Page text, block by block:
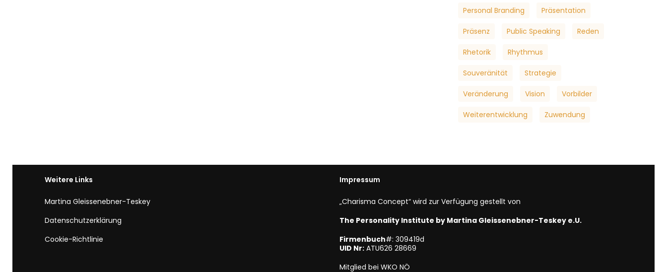
Personal Branding Präsentation
Präsenz Public Speaking Reden
Rhetorik Rhythmus
Souveränität Strategie
Veränderung Vision Vorbilder
Weiterentwicklung Zuwendung
Weitere Links
Martina Gleissenebner-Teskey
Datenschutzerklärung
Cookie-Richtlinie
Impressum
„Charisma Concept“ wird zur Verfügung gestellt von
The Personality Institute by Martina Gleissenebner-Teskey e.U.
Firmenbuch#: 309419d
UID Nr:ATU626 28669
Mitglied bei WKO NÖ